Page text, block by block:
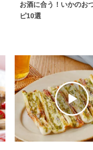
お酒に合う！いかのお
ピ10選